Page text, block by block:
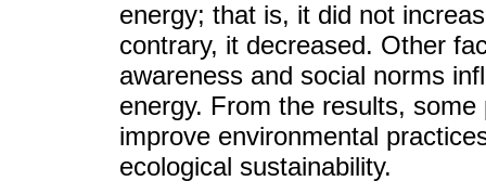
energy; that is, it did not
contrary, it decreased. Other
awareness and social norms
energy. From the results,
improve environmental
ecological sustainability.